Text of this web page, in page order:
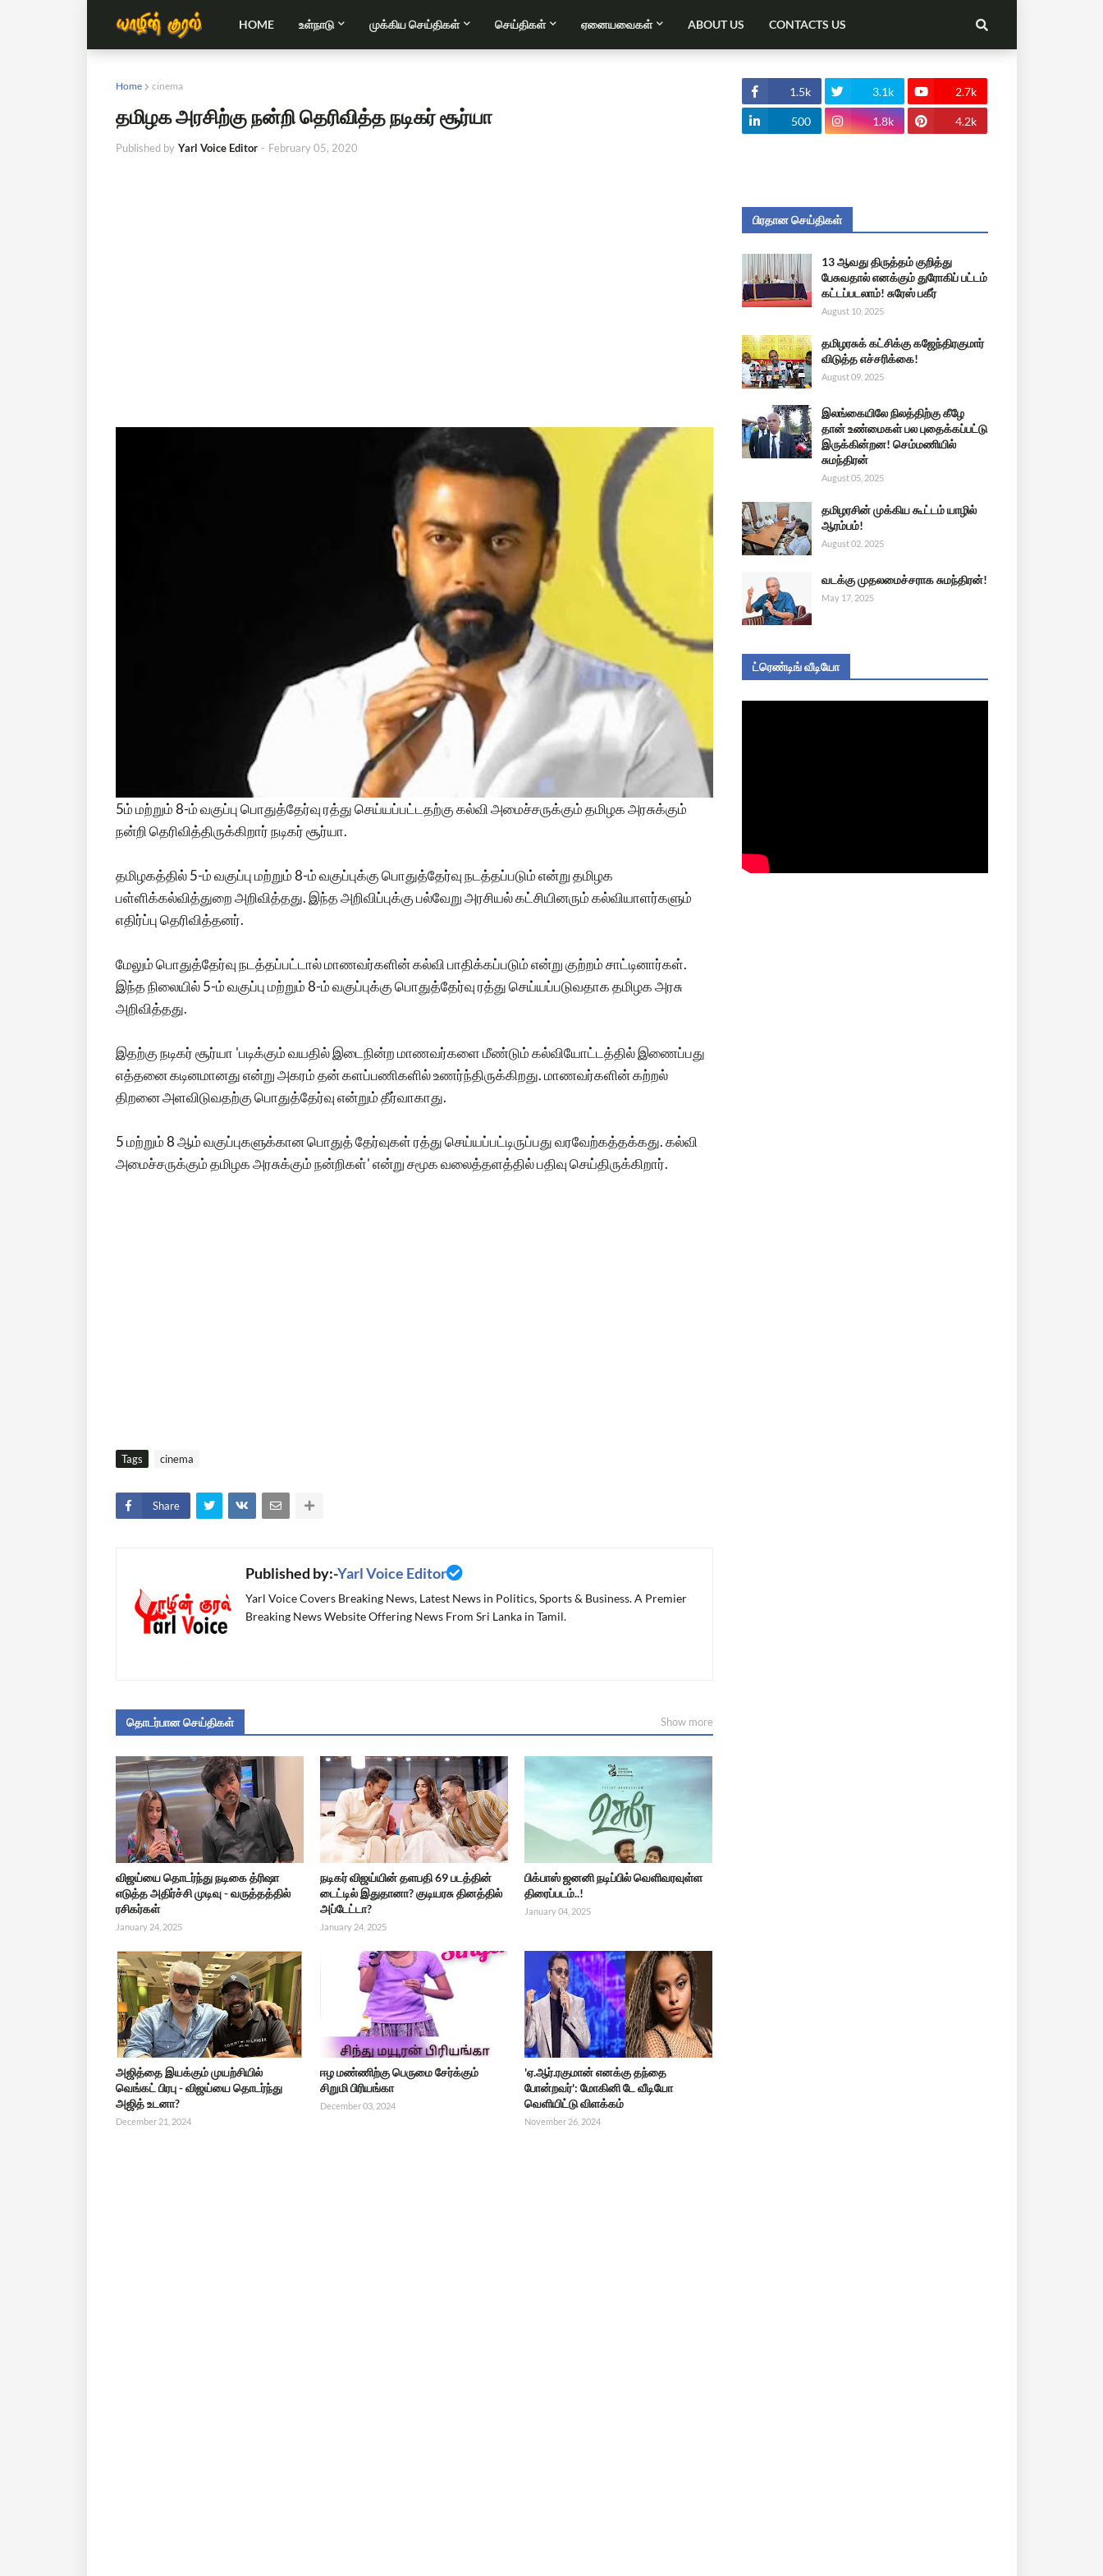
HOME உள்நாடு முக்கிய செய்திகள் செய்திகள் ஏனையவைகள் ABOUT US CONTACTS US
Home cinema
தமிழக அரசிற்கு நன்றி தெரிவித்த நடிகர் சூர்யா
Published by Yarl Voice Editor - February 05, 2020
5ம் மற்றும் 8-ம் வகுப்பு பொதுத்தேர்வு ரத்து செய்யப்பட்டதற்கு கல்வி அமைச்சருக்கும் தமிழக அரசுக்கும்
நன்றி தெரிவித்திருக்கிறார் நடிகர் சூர்யா.
தமிழகத்தில் 5-ம் வகுப்பு மற்றும் 8-ம் வகுப்புக்கு பொதுத்தேர்வு நடத்தப்படும் என்று தமிழக
பள்ளிக்கல்வித்துறை அறிவித்தது. இந்த அறிவிப்புக்கு பல்வேறு அரசியல் கட்சியினரும் கல்வியாளர்களும்
எதிர்ப்பு தெரிவித்தனர்.
மேலும் பொதுத்தேர்வு நடத்தப்பட்டால் மாணவர்களின் கல்வி பாதிக்கப்படும் என்று குற்றம் சாட்டினார்கள்.
இந்த நிலையில் 5-ம் வகுப்பு மற்றும் 8-ம் வகுப்புக்கு பொதுத்தேர்வு ரத்து செய்யப்படுவதாக தமிழக அரசு
அறிவித்தது.
இதற்கு நடிகர் சூர்யா 'படிக்கும் வயதில் இடைநின்ற மாணவர்களை மீண்டும் கல்வியோட்டத்தில் இணைப்பது
எத்தனை கடினமானது என்று அகரம் தன் களப்பணிகளில் உணர்ந்திருக்கிறது. மாணவர்களின் கற்றல்
திறனை அளவிடுவதற்கு பொதுத்தேர்வு என்றும் தீர்வாகாது.
5 மற்றும் 8 ஆம் வகுப்புகளுக்கான பொதுத் தேர்வுகள் ரத்து செய்யப்பட்டிருப்பது வரவேற்கத்தக்கது. கல்வி
அமைச்சருக்கும் தமிழக அரசுக்கும் நன்றிகள்' என்று சமூக வலைத்தளத்தில் பதிவு செய்திருக்கிறார்.
Tags cinema
Share
Published by:-Yarl Voice Editor
Yarl Voice Covers Breaking News, Latest News in Politics, Sports & Business. A Premier
Breaking News Website Offering News From Sri Lanka in Tamil.
தொடர்பான செய்திகள் Show more
விஜய்யை தொடர்ந்து நடிகை த்ரிஷா
எடுத்த அதிர்ச்சி முடிவு - வருத்தத்தில்
ரசிகர்கள்
January 24, 2025
நடிகர் விஜய்யின் தளபதி 69 படத்தின்
டைட்டில் இதுதானா? குடியரசு தினத்தில்
அப்டேட்டா?
January 24, 2025
பிக்பாஸ் ஜனனி நடிப்பில் வெளிவரவுள்ள
திரைப்படம்..!
January 04, 2025
அஜித்தை இயக்கும் முயற்சியில்
வெங்கட் பிரபு - விஜய்யை தொடர்ந்து
அஜித் உடனா?
December 21, 2024
ஈழ மண்ணிற்கு பெருமை சேர்க்கும்
சிறுமி பிரியங்கா
December 03, 2024
'ஏ.ஆர்.ரகுமான் எனக்கு தந்தை
போன்றவர்': மோகினி டே வீடியோ
வெளியிட்டு விளக்கம்
November 26, 2024
1.5k 3.1k 2.7k
500 1.8k 4.2k
பிரதான செய்திகள்
13 ஆவது திருத்தம் குறித்து
பேசுவதால் எனக்கும் துரோகிப் பட்டம்
கட்டப்படலாம்! சுரேஸ் பகீர்
August 10, 2025
தமிழரசுக் கட்சிக்கு கஜேந்திரகுமார்
விடுத்த எச்சரிக்கை!
August 09, 2025
இலங்கையிலே நிலத்திற்கு கீழே
தான் உண்மைகள் பல புதைக்கப்பட்டு
இருக்கின்றன! செம்மணியில்
சுமந்திரன்
August 05, 2025
தமிழரசின் முக்கிய கூட்டம் யாழில்
ஆரம்பம்!
August 02, 2025
வடக்கு முதலமைச்சராக சுமந்திரன்!
May 17, 2025
ட்ரெண்டிங் வீடியோ